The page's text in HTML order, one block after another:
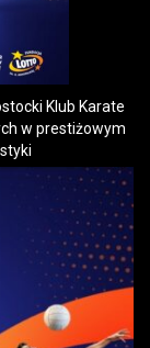
Klub Karate
w prestiżowym